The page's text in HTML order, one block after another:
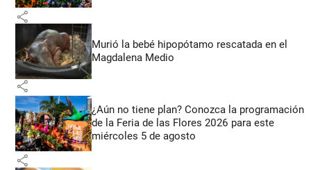
share
Murió la bebé hipopótamo rescatada en el
Magdalena Medio
share
¿Aún no tiene plan? Conozca la programación
de la Feria de las Flores 2026 para este
miércoles 5 de agosto
share